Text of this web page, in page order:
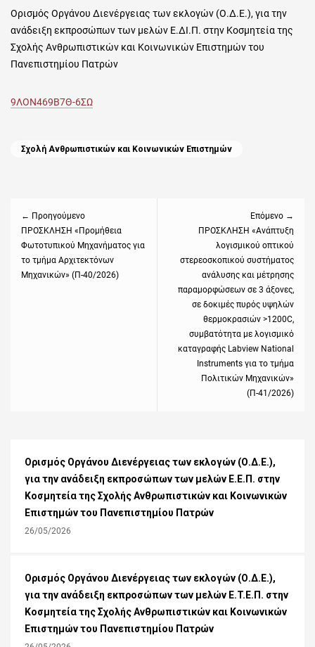
Ορισμός Οργάνου Διενέργειας των εκλογών (Ο.Δ.Ε.), για την
ανάδειξη εκπροσώπων των μελών Ε.ΔΙ.Π. στην Κοσμητεία της
Σχολής Ανθρωπιστικών και Κοινωνικών Επιστημών του
Πανεπιστημίου Πατρών
9ΛΟΝ469Β7Θ-6ΣΩ
Categories
Σχολή Ανθρωπιστικών και Κοινωνικών Επιστημών
← Προηγούμενο
Previous
post:
ΠΡΟΣΚΛΗΣΗ «Προμήθεια
Φωτοτυπικού Μηχανήματος για
το τμήμα Αρχιτεκτόνων
Μηχανικών» (Π-40/2026)
Επόμενο →
ΠΡΟΣΚΛΗΣΗ «Ανάπτυξη
λογισμικού οπτικού
στερεοσκοπικού συστήματος
ανάλυσης και μέτρησης
παραμορφώσεων σε 3 άξονες,
σε δοκιμές πυρός υψηλών
θερμοκρασιών >1200C,
συμβατότητα με λογισμικό
καταγραφής Labview National
Instruments για το τμήμα
Πολιτικών Μηχανικών»
(Π-41/2026)
Ορισμός Οργάνου Διενέργειας των εκλογών (Ο.Δ.Ε.),
για την ανάδειξη εκπροσώπων των μελών Ε.E.Π. στην
Κοσμητεία της Σχολής Ανθρωπιστικών και Κοινωνικών
Επιστημών του Πανεπιστημίου Πατρών
26/05/2026
Ορισμός Οργάνου Διενέργειας των εκλογών (Ο.Δ.Ε.),
για την ανάδειξη εκπροσώπων των μελών Ε.T.E.Π. στην
Κοσμητεία της Σχολής Ανθρωπιστικών και Κοινωνικών
Επιστημών του Πανεπιστημίου Πατρών